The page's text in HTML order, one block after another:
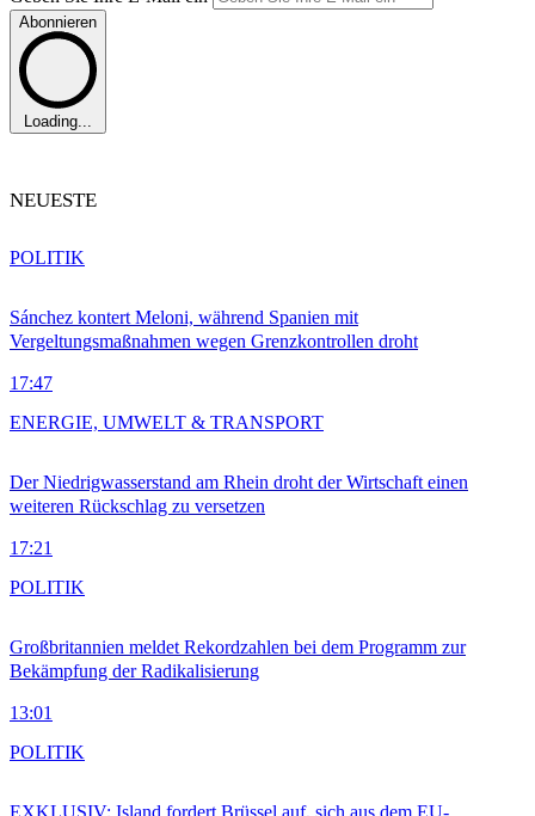
Abonnieren
Loading...
NEUESTE
Sánchez kontert Meloni, während Spanien mit
Vergeltungsmaßnahmen wegen Grenzkontrollen droht
17:47
POLITIK
Der Niedrigwasserstand am Rhein droht der Wirtschaft einen
weiteren Rückschlag zu versetzen
17:21
ENERGIE, UMWELT & TRANSPORT
Großbritannien meldet Rekordzahlen bei dem Programm zur
Bekämpfung der Radikalisierung
13:01
POLITIK
POLITIK